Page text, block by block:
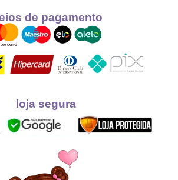
de pagamento
loja segura